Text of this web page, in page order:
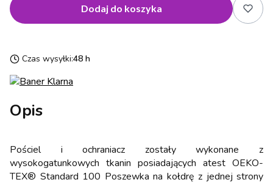
Dodaj do koszyka
Czas wysyłki:48 h
Opis
Pościel i ochraniacz zostały wykonane z
wysokogatunkowych tkanin posiadających atest OEKO-
TEX® Standard 100 Poszewka na kołdrę z jednej strony